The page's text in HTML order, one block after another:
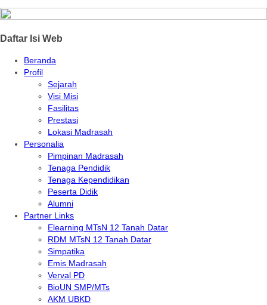
Daftar Isi Web
Beranda
Profil
Sejarah
Visi Misi
Fasilitas
Prestasi
Lokasi Madrasah
Personalia
Pimpinan Madrasah
Tenaga Pendidik
Tenaga Kependidikan
Peserta Didik
Alumni
Partner Links
Elearning MTsN 12 Tanah Datar
RDM MTsN 12 Tanah Datar
Simpatika
Emis Madrasah
Verval PD
BioUN SMP/MTs
AKM UBKD